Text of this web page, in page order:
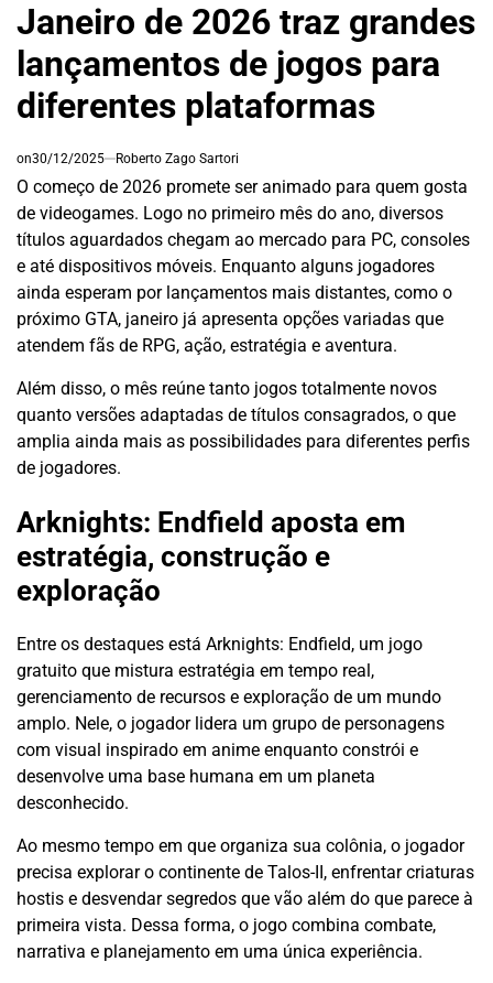
Janeiro de 2026 traz grandes
lançamentos de jogos para
diferentes plataformas
on30/12/2025 Roberto Zago Sartori
O começo de 2026 promete ser animado para quem gosta
de videogames. Logo no primeiro mês do ano, diversos
títulos aguardados chegam ao mercado para PC, consoles
e até dispositivos móveis. Enquanto alguns jogadores
ainda esperam por lançamentos mais distantes, como o
próximo GTA, janeiro já apresenta opções variadas que
atendem fãs de RPG, ação, estratégia e aventura.
Além disso, o mês reúne tanto jogos totalmente novos
quanto versões adaptadas de títulos consagrados, o que
amplia ainda mais as possibilidades para diferentes perfis
de jogadores.
Arknights: Endfield aposta em
estratégia, construção e
exploração
Entre os destaques está Arknights: Endfield, um jogo
gratuito que mistura estratégia em tempo real,
gerenciamento de recursos e exploração de um mundo
amplo. Nele, o jogador lidera um grupo de personagens
com visual inspirado em anime enquanto constrói e
desenvolve uma base humana em um planeta
desconhecido.
Ao mesmo tempo em que organiza sua colônia, o jogador
precisa explorar o continente de Talos-II, enfrentar criaturas
hostis e desvendar segredos que vão além do que parece à
primeira vista. Dessa forma, o jogo combina combate,
narrativa e planejamento em uma única experiência.